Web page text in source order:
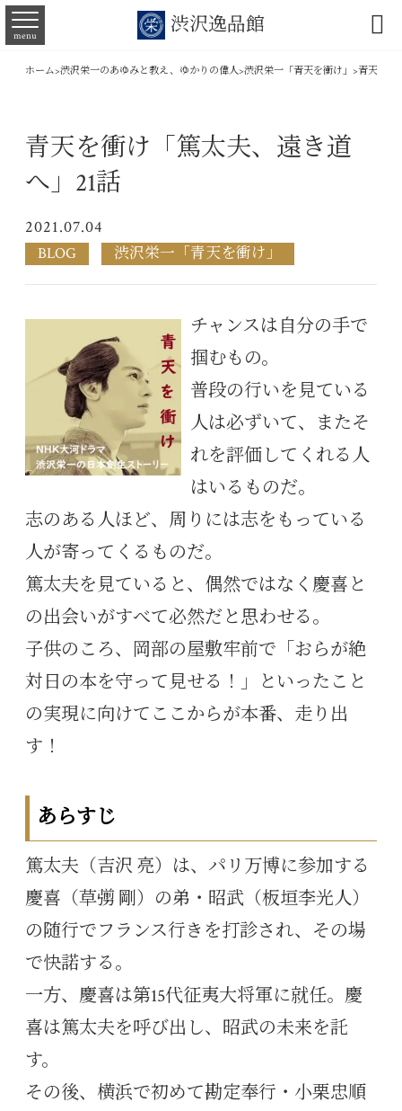
渋沢逸品館
menu 
ホーム>渋沢栄一のあゆみと教え、ゆかりの偉人>渋沢栄一「青天を衝け」 >青天を衝
青天を衝け「篤太夫、遠き道
へ」21話
2021.07.04
BLOG 渋沢栄一「青天を衝け」
チャンスは自分の手で
掴むもの。
普段の行いを見ている
人は必ずいて、またそ
れを評価してくれる人
はいるものだ。
志のある人ほど、周りには志をもっている
人が寄ってくるものだ。
篤太夫を見ていると、偶然ではなく慶喜と
の出会いがすべて必然だと思わせる。
子供のころ、岡部の屋敷牢前で「おらが絶
対日の本を守って見せる！」といったこと
の実現に向けてここからが本番、走り出
す！
あらすじ
篤太夫（吉沢 亮）は、パリ万博に参加する
慶喜（草彅 剛）の弟・昭武（板垣李光人）
の随行でフランス行きを打診され、その場
で快諾する。
一方、慶喜は第15代征夷大将軍に就任。慶
喜は篤太夫を呼び出し、昭武の未来を託
す。
その後、横浜で初めて勘定奉行・小栗忠順